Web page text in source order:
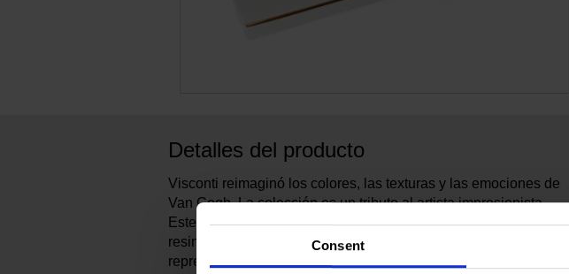
Consent
Detalles del producto
Visconti reimaginó los colores, las texturas y las emociones de
Van Gogh. La colección es un tributo al artista impresionista.
Este exclusivo diseño está fabricado a mano en Italia a partir de
resinas naturales. Sus colores vívidos están mezclados para
representar la paleta de pinturas al óleo utilizada por Van Gogh.